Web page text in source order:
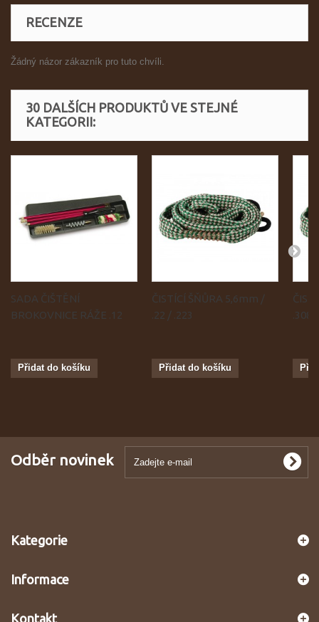
RECENZE
Žádný názor zákazník pro tuto chvíli.
30 DALŠÍCH PRODUKTŮ VE STEJNÉ
KATEGORII:
SADA ČIŠTĚNÍ
BROKOVNICE RÁŽE .12
Přidat do košíku
ČISTÍCÍ ŠŇŮRA 5,6mm /
.22 / .223
Přidat do košíku
.308
Odběr novinek
Kategorie
Informace
Kontakt